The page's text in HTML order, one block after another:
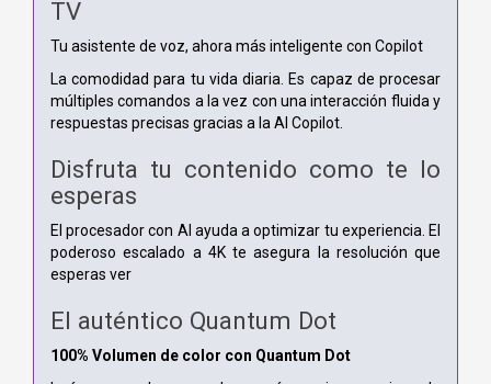
TV
Tu asistente de voz, ahora más inteligente con Copilot
La comodidad para tu vida diaria. Es capaz de procesar
múltiples comandos a la vez con una interacción fluida y
respuestas precisas gracias a la AI Copilot.
Disfruta tu contenido como te lo
esperas
El procesador con AI ayuda a optimizar tu experiencia. El
poderoso escalado a 4K te asegura la resolución que
esperas ver
El auténtico Quantum Dot
100% Volumen de color con Quantum Dot